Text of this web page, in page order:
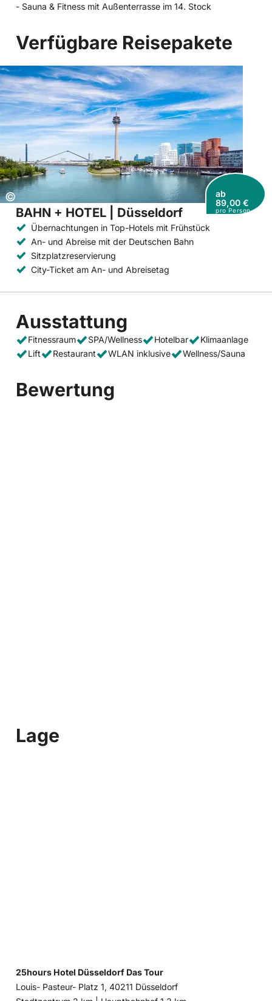
- Sauna & Fitness mit Außenterrasse im 14. Stock
Verfügbare Reisepakete
Copyright:
©
ab
89,00 €
pro Person
BAHN + HOTEL | Düsseldorf
Übernachtungen in Top-Hotels mit Frühstück
An- und Abreise mit der Deutschen Bahn
Sitzplatzreservierung
City-Ticket am An- und Abreisetag
Ausstattung
Fitnessraum SPA/Wellness Hotelbar
Klimaanlage
Lift
Restaurant WLAN inklusive Wellness/Sauna
Bewertung
Lage
25hours Hotel Düsseldorf Das Tour
Louis- Pasteur- Platz 1, 40211 Düsseldorf